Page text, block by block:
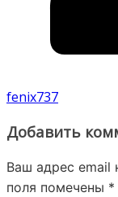
fenix737
Добавить
Ваш адрес email
поля помечены *